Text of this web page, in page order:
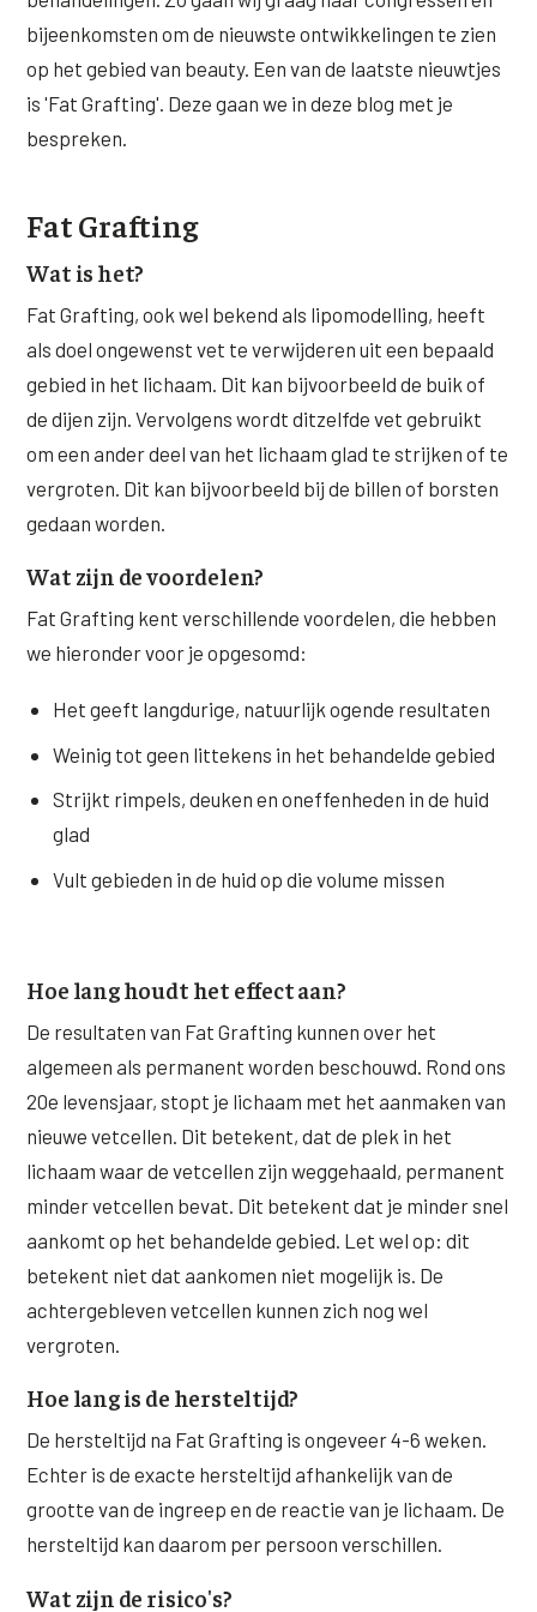
CONTOUR & HALS
Kaaklijn
Decolleté
Handen
Rimpels
Hyperpigmentatie
Overmatig zweten
Kaalheid en haarverlies
Bekijk alle zones →
Saypha Volume Plus
Sculptra (collageen aanmaak)
Silhouette Soft
HUID & AANVULLEND
Epionce huidverzorging
Plexr Soft Surgery
PRP-behandeling
RRS HA Eyes
Tretinoïne (vitamine A zuur) crème
XL Hair
Alle behandelingen →
Volume Verlies Profiel
Atletisch verouderings profiel
Digitale Nek Profiel
bijeenkomsten om de nieuwste ontwikkelingen te zien
op het gebied van beauty. Een van de laatste nieuwtjes
is 'Fat Grafting'. Deze gaan we in deze blog met je
bespreken.
Fat Grafting
Wat is het?
Fat Grafting, ook wel bekend als lipomodelling, heeft
als doel ongewenst vet te verwijderen uit een bepaald
gebied in het lichaam. Dit kan bijvoorbeeld de buik of
de dijen zijn. Vervolgens wordt ditzelfde vet gebruikt
om een ander deel van het lichaam glad te strijken of te
vergroten. Dit kan bijvoorbeeld bij de billen of borsten
gedaan worden.
Wat zijn de voordelen?
Fat Grafting kent verschillende voordelen, die hebben
we hieronder voor je opgesomd:
Het geeft langdurige, natuurlijk ogende resultaten
Weinig tot geen littekens in het behandelde gebied
Strijkt rimpels, deuken en oneffenheden in de huid
glad
Vult gebieden in de huid op die volume missen
Hoe lang houdt het effect aan?
De resultaten van Fat Grafting kunnen over het
algemeen als permanent worden beschouwd. Rond ons
20e levensjaar, stopt je lichaam met het aanmaken van
nieuwe vetcellen. Dit betekent, dat de plek in het
lichaam waar de vetcellen zijn weggehaald, permanent
minder vetcellen bevat. Dit betekent dat je minder snel
aankomt op het behandelde gebied. Let wel op: dit
betekent niet dat aankomen niet mogelijk is. De
achtergebleven vetcellen kunnen zich nog wel
vergroten.
Hoe lang is de hersteltijd?
De hersteltijd na Fat Grafting is ongeveer 4-6 weken.
Echter is de exacte hersteltijd afhankelijk van de
grootte van de ingreep en de reactie van je lichaam. De
hersteltijd kan daarom per persoon verschillen.
Wat zijn de risico's?